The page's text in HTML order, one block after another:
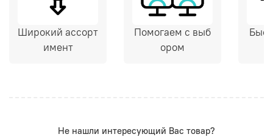
Широкий ассорт
имент
Помогаем с выб
ором
Не нашли интересующий Вас товар?